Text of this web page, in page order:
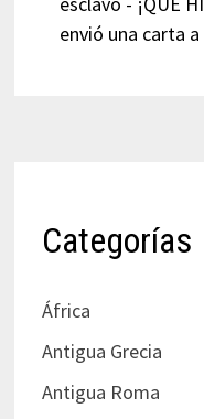
envió una carta
Categorías
África
Antigua Grecia
Antigua Roma